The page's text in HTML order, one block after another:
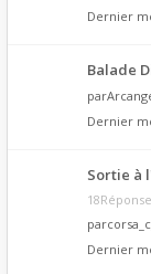
Dernier
Balade
par
Dernier
Sortie à
par
Dernier